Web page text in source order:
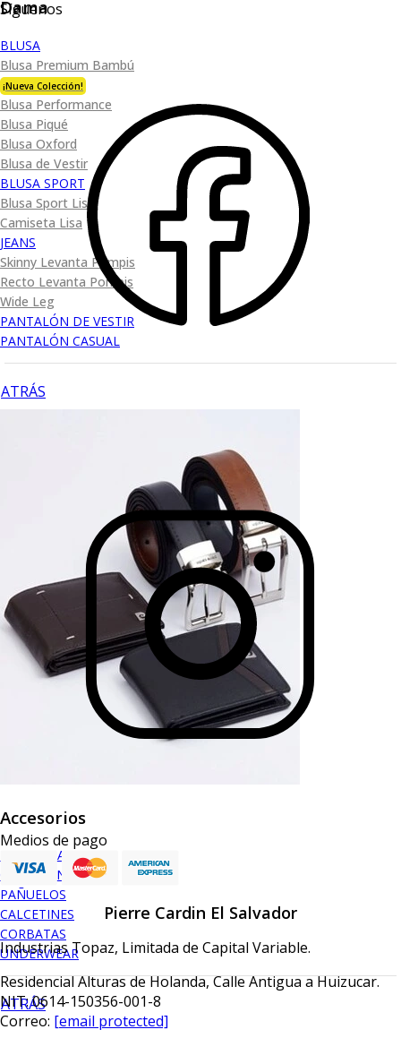
Dama
BLUSA
Blusa Premium Bambú
¡Nueva Colección!
Blusa Performance
Blusa Piqué
Blusa Oxford
Blusa de Vestir
BLUSA SPORT
Blusa Sport Lisa
Camiseta Lisa
JEANS
Skinny Levanta Pompis
Recto Levanta Pompis
Wide Leg
PANTALÓN DE VESTIR
PANTALÓN CASUAL
ATRÁS
Accesorios
BILLETERAS
CINTURONES
PAÑUELOS
CALCETINES
CORBATAS
UNDERWEAR
ATRÁS
Síguenos
Medios de pago
Pierre Cardin El Salvador
Industrias Topaz, Limitada de Capital Variable.
Residencial Alturas de Holanda, Calle Antigua a Huizucar.
NIT: 0614-150356-001-8
Correo: [email protected]